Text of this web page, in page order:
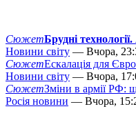
СюжетБрудні
Новини світу — Вчора,
СюжетЕскалація для
Новини світу — Вчора,
СюжетЗміни в армії РФ:
Росія новини — Вчора,